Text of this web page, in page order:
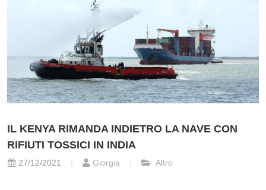
IL KENYA RIMANDA INDIETRO LA NAVE CON
RIFIUTI TOSSICI IN INDIA
27/12/2021 Giorgia Altro